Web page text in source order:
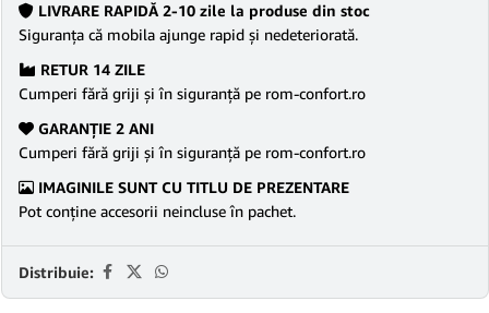
LIVRARE RAPIDĂ 2-10 zile la produse din stoc
Siguranţa că mobila ajunge rapid şi nedeteriorată.
RETUR 14 ZILE
Cumperi fără griji şi în siguranţă pe rom-confort.ro
GARANŢIE 2 ANI
Cumperi fără griji şi în siguranţă pe rom-confort.ro
IMAGINILE SUNT CU TITLU DE PREZENTARE
Pot conține accesorii neincluse în pachet.
Distribuie: